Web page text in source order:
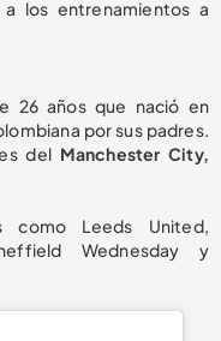
los entrenamientos a
26 años que nació en
por sus padres.
del Manchester City,
como Leeds United,
Wednesday y